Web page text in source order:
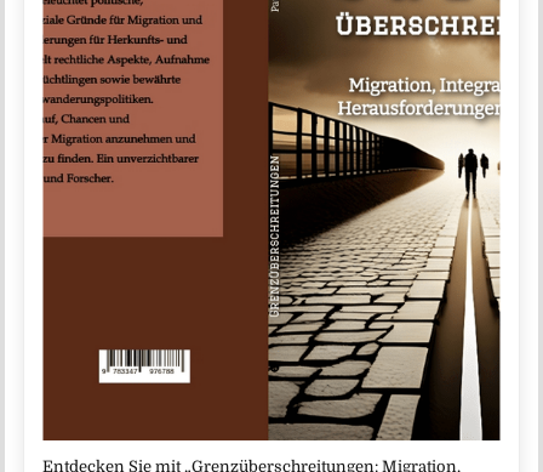
Entdecken Sie mit „Grenzüberschreitungen: Migration,